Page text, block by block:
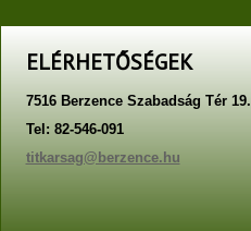
ELÉRHETŐSÉGEK
7516 Berzence Szabadság Tér 19.
Tel: 82-546-091
titkarsag@berzence.hu